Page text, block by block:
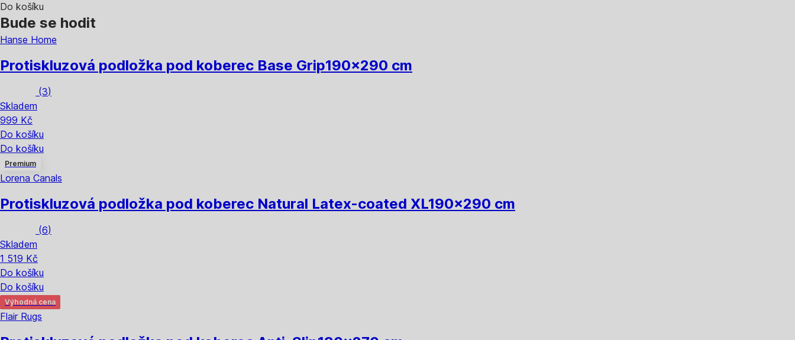
Do košíku
Bude se hodit
Hanse Home
Protiskluzová podložka pod koberec Base Grip190x290 cm
(3)
Skladem
999 Kč
Do košíku
Do košíku
Premium
Lorena Canals
Protiskluzová podložka pod koberec Natural Latex-coated XL190x290 cm
(6)
Skladem
1 519 Kč
Do košíku
Do košíku
Výhodná cena
Flair Rugs